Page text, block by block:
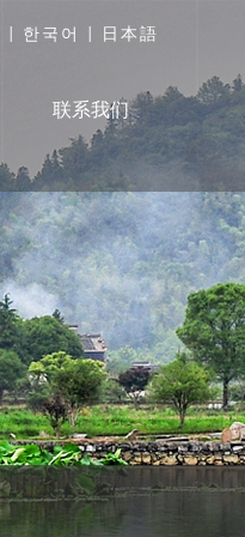
한국어 日本語
联系我们